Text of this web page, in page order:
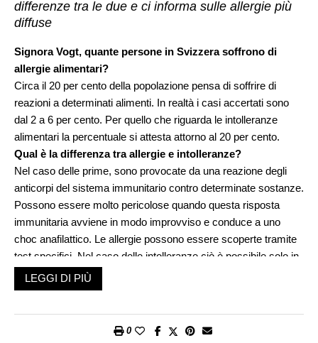
differenze tra le due e ci informa sulle allergie più
diffuse
Signora Vogt, quante persone in Svizzera soffrono di
allergie alimentari?
Circa il 20 per cento della popolazione pensa di soffrire di
reazioni a determinati alimenti. In realtà i casi accertati sono
dal 2 a 6 per cento. Per quello che riguarda le intolleranze
alimentari la percentuale si attesta attorno al 20 per cento.
Qual è la differenza tra allergie e intolleranze?
Nel caso delle prime, sono provocate da una reazione degli
anticorpi del sistema immunitario contro determinate sostanze.
Possono essere molto pericolose quando questa risposta
immunitaria avviene in modo improvviso e conduce a uno
choc anafilattico. Le allergie possono essere scoperte tramite
test specifici. Nel caso delle intolleranze ciò è possibile solo in
parte. In questa situazione il corpo non riesce più a digerire, in
parte o del tutto, determinate sostanze. I sintomi vanno dal
conseguenze spiacevoli ma non mettono a rischio la vita.
LEGGI DI PIÙ
0